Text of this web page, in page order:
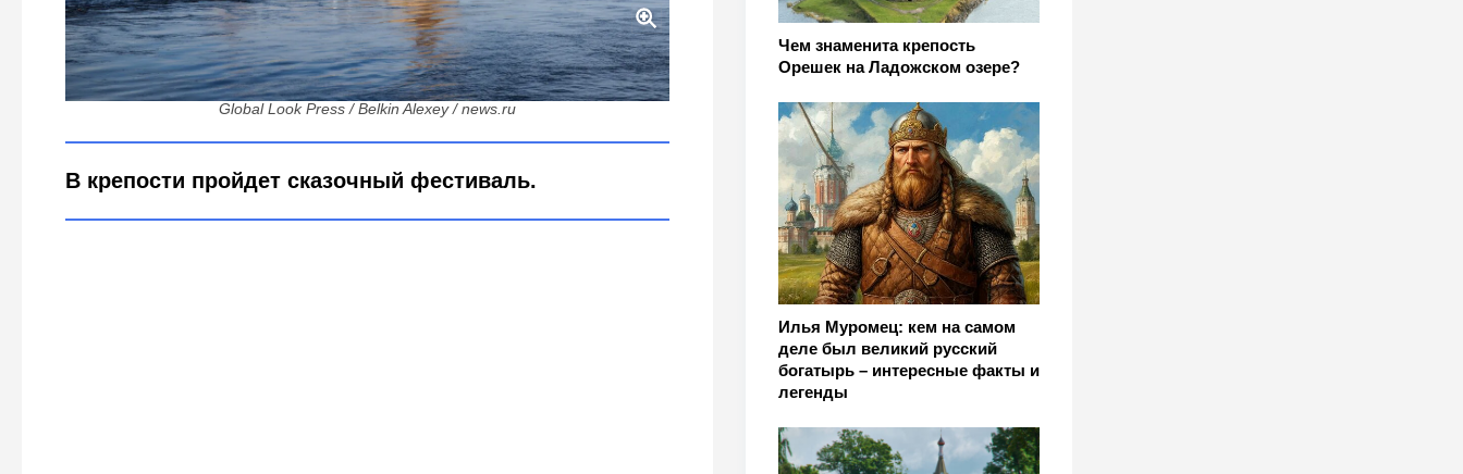
Чем знаменита крепость
Орешек на Ладожском озере?
Илья Муромец: кем на самом
деле был великий русский
богатырь – интересные факты и
легенды
Кокошники, надувные кони и битва с Кощеем: зачем плыть в крепость
«Орешек» 6 июня
Global Look Press / Belkin Alexey / news.ru
В крепости пройдет сказочный фестиваль.